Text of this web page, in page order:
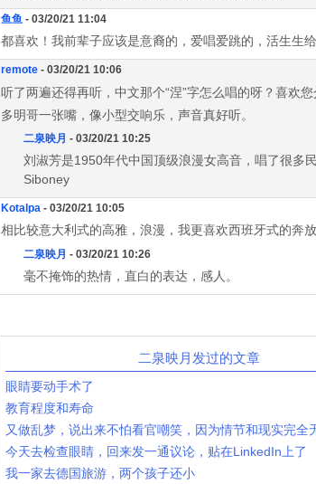
鱼鱼 - 03/20/21 11:04
都喜欢！我前辈子应该是意裔的，爱唱爱跳的，活生生
remote - 03/20/21 10:06
听了两遍还得再听，中文那个“涅”字怎么唱的呀？喜欢
多明哥一张嘴，像小型交响乐，声音真好听。
二泉映月 - 03/20/21 10:25
刘淑芳是1950年代中国顶级浪漫女高音，唱了很多
Siboney
Kotalpa - 03/20/21 10:05
相比较意大利式的高雅，浪漫，我更喜欢西班牙式的奔
二泉映月 - 03/20/21 10:26
毫不掩饰的热情，直白的表达，感人。
二泉映月发过的文章
眼睛要动手术了
教育程度和寿命
又做乱梦，说出来不怕看官嘲笑，因为情节和现实完全
今天去检查眼睛，回来发一通议论，贴在LinkedIn上了
我一家去德国旅游，两个孩子还小